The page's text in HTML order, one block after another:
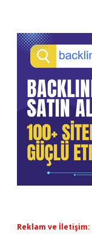
Reklam ve İletişim: